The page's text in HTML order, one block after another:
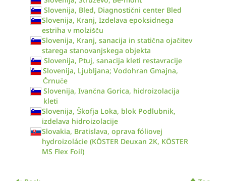
Slovenija, Bled, Diagnostični center Bled
Slovenija, Kranj, Izdelava epoksidnega
estriha v molzišču
Slovenija, Kranj, sanacija in statična ojačitev
starega stanovanjskega objekta
Slovenija, Ptuj, sanacija kleti restavracije
Slovenija, Ljubljana; Vodohran Gmajna,
Črnuče
Slovenija, Ivančna Gorica, hidroizolacija
kleti
Slovenija, Škofja Loka, blok Podlubnik,
izdelava hidroizolacije
Slovakia, Bratislava, oprava fóliovej
hydroizolácie (KÖSTER Deuxan 2K, KÖSTER
MS Flex Foil)